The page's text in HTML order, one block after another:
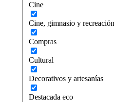
Cine
Cine, gimnasio y recreación
Compras
Cultural
Decorativos y artesanías
Destacada eco